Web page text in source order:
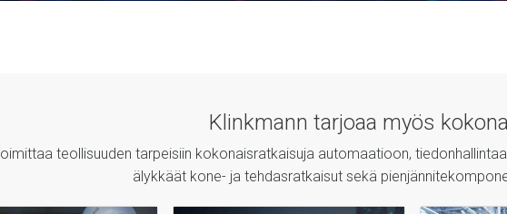
Klinkmann tarjoaa myös
teollisuuden tarpeisiin kokonaisratkaisuja automaatioon,
älykkäät kone- ja tehdasratkaisut sekä